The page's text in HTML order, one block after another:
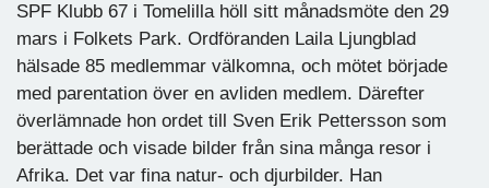
SPF Klubb 67 i Tomelilla höll sitt månadsmöte den 29
mars i Folkets Park. Ordföranden Laila Ljungblad
hälsade 85 medlemmar välkomna, och mötet började
med parentation över en avliden medlem. Därefter
överlämnade hon ordet till Sven Erik Pettersson som
berättade och visade bilder från sina många resor i
Afrika. Det var fina natur- och djurbilder. Han